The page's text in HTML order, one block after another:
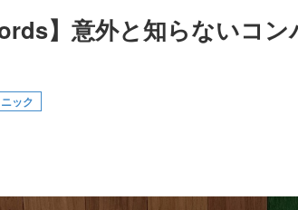
】意外と知らないコ
ック